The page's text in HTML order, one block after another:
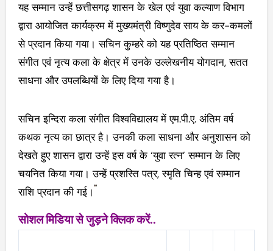
यह सम्मान उन्हें छत्तीसगढ़ शासन के खेल एवं युवा कल्याण विभाग
द्वारा आयोजित कार्यक्रम में मुख्यमंत्री विष्णुदेव साय के कर-कमलों
से प्रदान किया गया। सचिन कुम्हरे को यह प्रतिष्ठित सम्मान
संगीत एवं नृत्य कला के क्षेत्र में उनके उल्लेखनीय योगदान, सतत
साधना और उपलब्धियों के लिए दिया गया है।
सचिन इन्दिरा कला संगीत विश्वविद्यालय में एम.पी.ए. अंतिम वर्ष
कथक नृत्य का छात्र है। उनकी कला साधना और अनुशासन को
देखते हुए शासन द्वारा उन्हें इस वर्ष के ‘युवा रत्न’ सम्मान के लिए
चयनित किया गया। उन्हें प्रशस्ति पत्र, स्मृति चिन्ह एवं सम्मान
राशि प्रदान की गई।
सोशल मिडिया से जुड़ने क्लिक करें..